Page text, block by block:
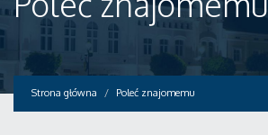
Strona główna Poleć znajomemu